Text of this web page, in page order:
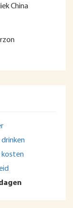
China
drinken
kosten